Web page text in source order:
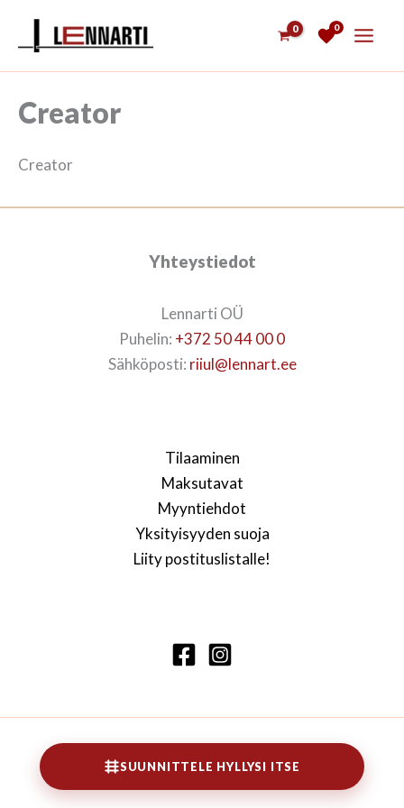
0
Creator
Creator
Yhteystiedot
Lennarti OÜ
Puhelin: +372 50 44 00 0
Sähköposti: riiul@lennart.ee
Tilaaminen
Maksutavat
Myyntiehdot
Yksityisyyden suoja
Liity postituslistalle!
Copyright © 2026 Lennarti kirjahylly
SUUNNITTELE HYLLYSI ITSE